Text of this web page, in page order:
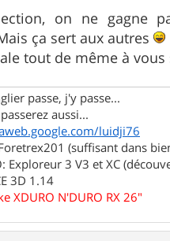
on ne gagne
ça sert aux autres
tout de même à vous
passe, j'y passe...
aussi...
luidji76
(suffisant dans
Exploreur 3 V3 et XC
3D 1.14
XDURO N'DURO RX 26"